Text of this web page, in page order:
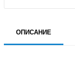
ОПИСАНИЕ